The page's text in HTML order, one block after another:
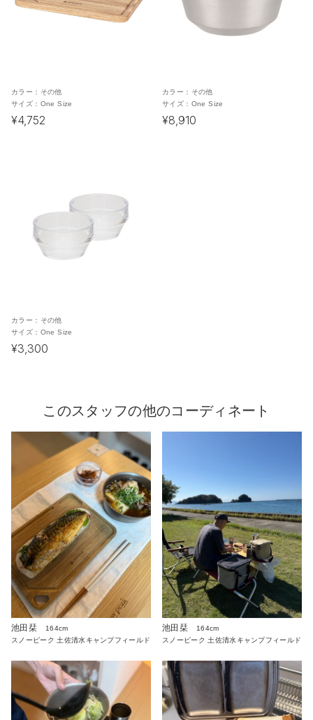
カラー： その他
サイズ： One Size
¥4,752
カラー： その他
サイズ： One Size
¥8,910
カラー： その他
サイズ： One Size
¥3,300
このスタッフの他のコーディネート
池田栞
164cm
スノーピーク 土佐清水キャンプフィールド
池田栞
164cm
スノーピーク 土佐清水キャンプフィールド